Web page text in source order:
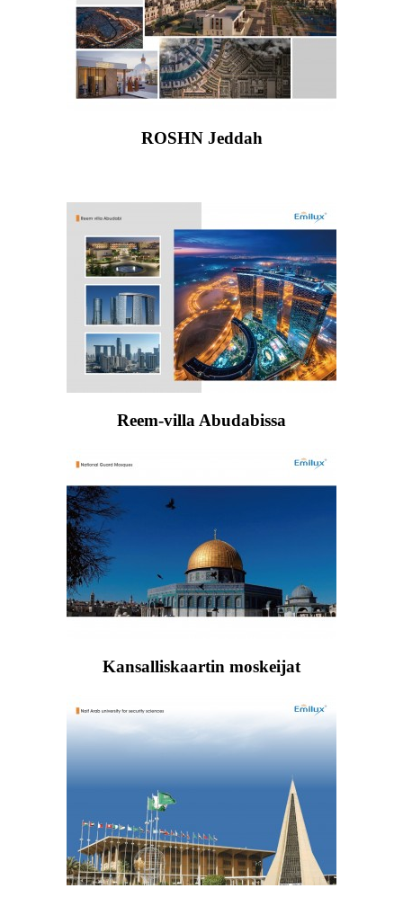
ROSHN Jeddah
Reem-villa Abudabissa
Kansalliskaartin moskeijat